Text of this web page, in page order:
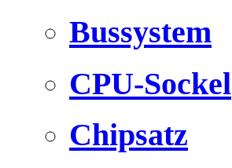
Bussystem
CPU-Sockel
Chipsatz